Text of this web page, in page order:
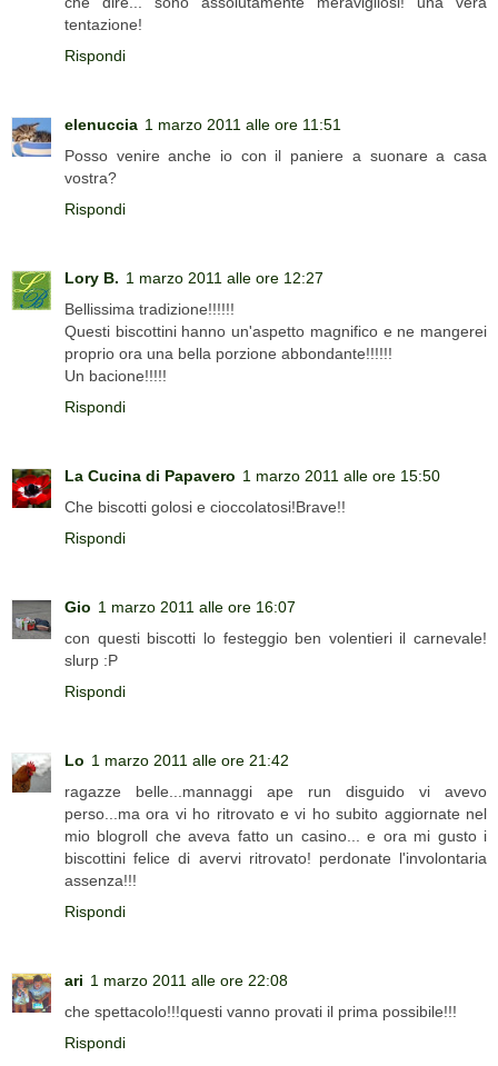
tentazione!
Rispondi
elenuccia 1 marzo 2011 alle ore 11:51
Posso venire anche io con il paniere a suonare a casa
vostra?
Rispondi
Lory B. 1 marzo 2011 alle ore 12:27
Bellissima tradizione!!!!!!
Questi biscottini hanno un'aspetto magnifico e ne mangerei
proprio ora una bella porzione abbondante!!!!!!
Un bacione!!!!!
Rispondi
La Cucina di Papavero 1 marzo 2011 alle ore 15:50
Che biscotti golosi e cioccolatosi!Brave!!
Rispondi
Gio 1 marzo 2011 alle ore 16:07
con questi biscotti lo festeggio ben volentieri il carnevale!
slurp :P
Rispondi
Lo 1 marzo 2011 alle ore 21:42
ragazze belle...mannaggi ape run disguido vi avevo
perso...ma ora vi ho ritrovato e vi ho subito aggiornate nel
mio blogroll che aveva fatto un casino... e ora mi gusto i
biscottini felice di avervi ritrovato! perdonate l'involontaria
assenza!!!
Rispondi
ari 1 marzo 2011 alle ore 22:08
che spettacolo!!!questi vanno provati il prima possibile!!!
Rispondi